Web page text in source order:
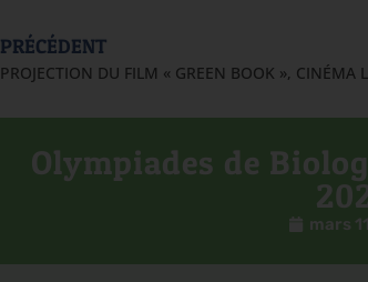
PRÉCÉDENT
Olympiades de
mars